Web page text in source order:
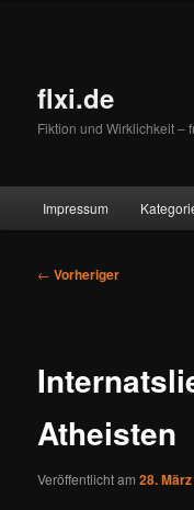
flxi.de
Fiktion und Wirklichkeit –
Impressum
Beitragsnavigation
← Vorheriger
Atheisten
Veröffentlicht am28.